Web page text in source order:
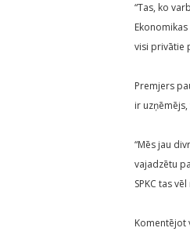
“Tas, ko
visi privātie
Premjers
ir
“Mēs jau
vajadzētu
SPKC tas
Komentējot